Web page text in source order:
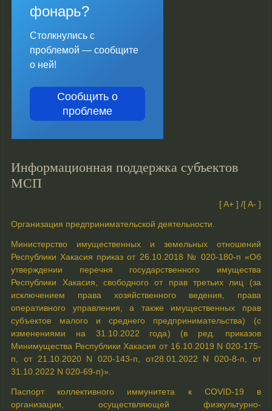
фонарь?
Столкнулись с
проблемой — сообщите
о ней!
Сообщить о
проблеме
Информационная поддержка субъектов
МСП
[ A+ ] /[ A- ]
Организация предпринимательской деятельности.
Министерство имущественных и земельных отношений
Республики Хакасия приказ от 26.10.2018 № 020-180-п «Об
утверждении перечня государственного имущества
Республики Хакасия, свободного от прав третьих лиц (за
исключением права хозяйственного ведения, права
оперативного управления, а также имущественных прав
субъектов малого и среднего предпринимательства) (с
изменениями на 31.10.2022 года) (в ред. приказов
Минимущества Республики Хакасия от 16.10.2019 N 020-175-
п, от 21.10.2020 N 020-143-п, от28.01.2022 N 020-8-п, от
31.10.2022 N 020-69-п)».
Паспорт коллективного иммунитета к COVID-19 в
организации, осуществляющей физкультурно-